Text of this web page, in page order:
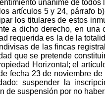
unánime de
artículos 5 y 24, párrafo
los titulares de estos
a dicho derecho, en una
requerida es la de la
de las fincas
que se pretende
Horizontal; el
fecha 23 de noviembre
suspender la
suspensión por no